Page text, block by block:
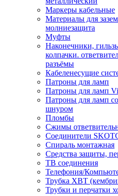
Маркеры кабельные
Материалы для
молниезащита
Муфты
Наконечники,
колпачки.
разъёмы
Кабеленесущие
Патроны для ламп
Патроны для ламп
Патроны для ламп со
шнуром
Пломбы
Сжимы
Соединители
Спираль монтажная
Средства защиты,
ТВ соединения
Телефония/
Трубка ХВТ
Трубки и перчатки